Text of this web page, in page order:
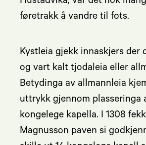
føretrakk å vandre til fots.
Kystleia gjekk innaskjers der
og vart kalt tjodaleia eller
Betydinga av allmannleia
uttrykk gjennom plasseringa
kongelege kapella. I 1308
Magnusson paven si